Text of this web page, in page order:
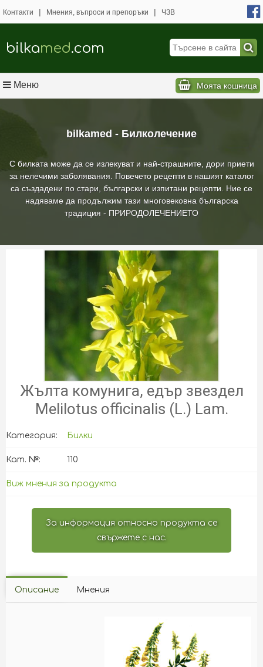
bilkamed - Билколечение
С билката може да се излекуват и най-страшните, дори приети
за нелечими заболявания. Повечето рецепти в нашият каталог
са създадени по стари, български и изпитани рецепти. Ние се
надяваме да продължим тази многовековна българска
традиция - ПРИРОДОЛЕЧЕНИЕТО
Контакти | Мнения, въпроси и препоръки | ЧЗВ
bilkamed.com
Меню Моята кошница
Жълта комунига, едър звездел
Melilotus officinalis (L.) Lam.
Категория: Билки
Кат. №: 110
Виж мнения за продукта
За информация относно продукта се
свържете с нас.
Описание Мнения